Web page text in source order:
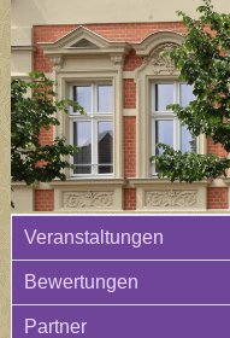
Veranstaltungen
Bewertungen
Partner